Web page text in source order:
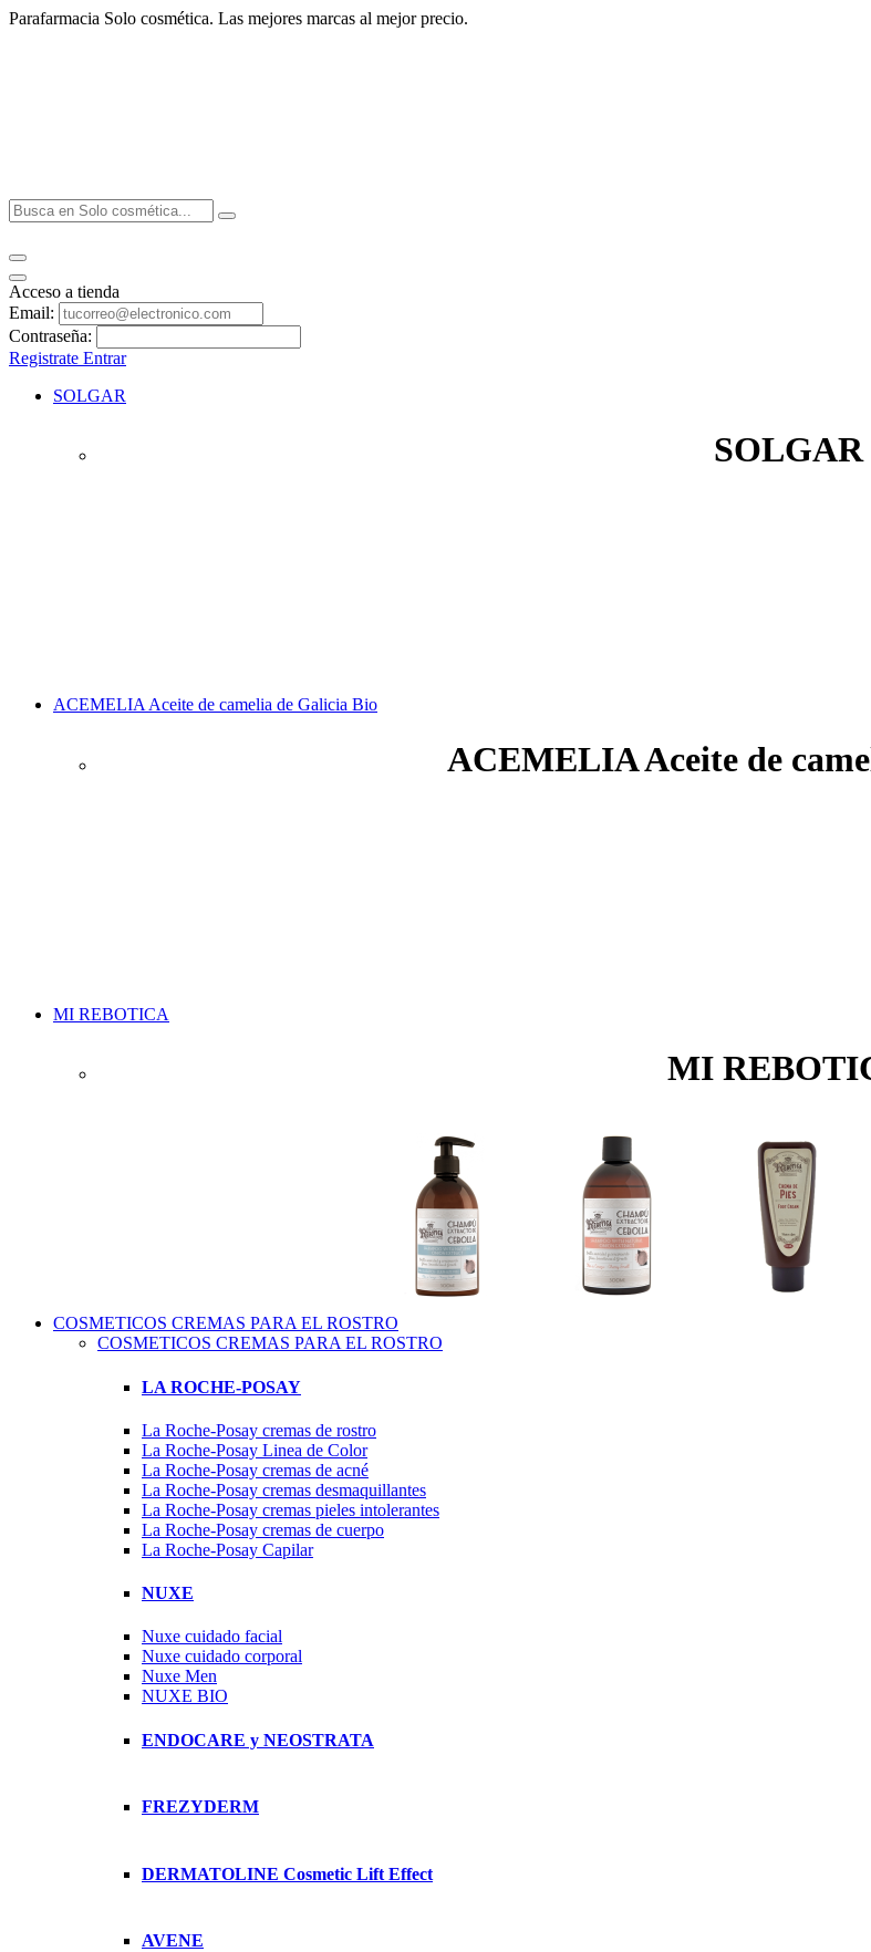
Parafarmacia Solo cosmética. Las mejores marcas al mejor precio.
Acceso a tienda
Email:
Contraseña:
Registrate Entrar
SOLGAR
SOLGAR
ACEMELIA Aceite de camelia de Galicia Bio
ACEMELIA Aceite de
MI REBOTICA
MI
COSMETICOS CREMAS PARA EL ROSTRO
COSMETICOS CREMAS PARA EL ROSTRO
LA ROCHE-POSAY
La Roche-Posay cremas de rostro
La Roche-Posay Linea de Color
La Roche-Posay cremas de acné
La Roche-Posay cremas desmaquillantes
La Roche-Posay cremas pieles intolerantes
La Roche-Posay cremas de cuerpo
La Roche-Posay Capilar
NUXE
Nuxe cuidado facial
Nuxe cuidado corporal
Nuxe Men
NUXE BIO
ENDOCARE y NEOSTRATA
FREZYDERM
DERMATOLINE Cosmetic Lift Effect
AVENE